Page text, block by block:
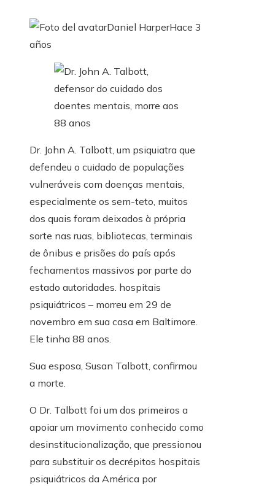
Daniel HarperHace 3
años
Dr. John A. Talbott, um psiquiatra que
defendeu o cuidado de populações
vulneráveis ​​com doenças mentais,
especialmente os sem-teto, muitos
dos quais foram deixados à própria
sorte nas ruas, bibliotecas, terminais
de ônibus e prisões do país após
fechamentos massivos por parte do
estado autoridades. hospitais
psiquiátricos – morreu em 29 de
novembro em sua casa em Baltimore.
Ele tinha 88 anos.
Sua esposa, Susan Talbott, confirmou
a morte.
O Dr. Talbott foi um dos primeiros a
apoiar um movimento conhecido como
desinstitucionalização, que pressionou
para substituir os decrépitos hospitais
psiquiátricos da América por